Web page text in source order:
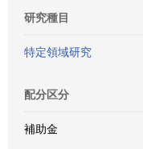
研究種目
特定領域研究
配分区分
補助金